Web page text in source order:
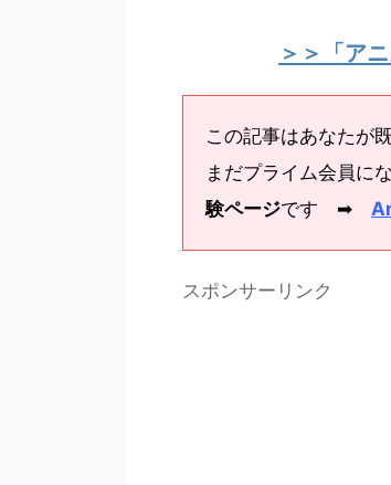
＞＞「ア
この記事はあなたが
まだプライム会員に
験ページです ➡
スポンサーリンク